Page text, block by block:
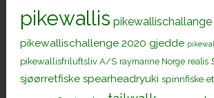
pikewallis pikewallischallange
pikewallischallenge 2020 gjedde
pikewallisfriluftsliv A/S raymarine Norge realis
sjøørretfiske spearheadryuki spinnfiske